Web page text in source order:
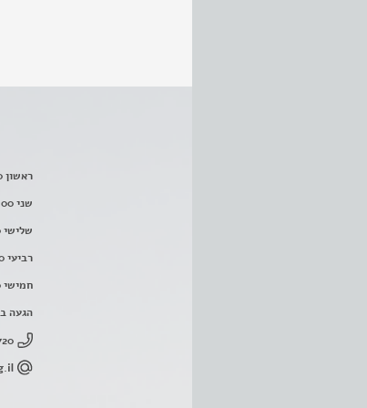
ראשון 09:00 - 16:00
שני 09:00 - 16:00
שלישי 09:00 - 16:00
רביעי 09:00 - 16:00
חמישי 09:00 - 16:00
הגעה